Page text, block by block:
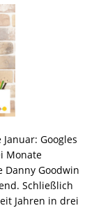
Googles
Monate
Danny Goodwin
Schließlich
Jahren in drei